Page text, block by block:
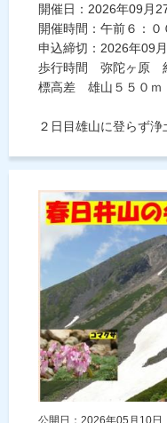
開催日：2026年09月
開催時間：午前６：０
申込締切：2026年09月
歩行時間 弥陀ヶ原
標高差 雄山５５０ｍ
２日目雄山に登らず浄
公開日：2026年05月10日